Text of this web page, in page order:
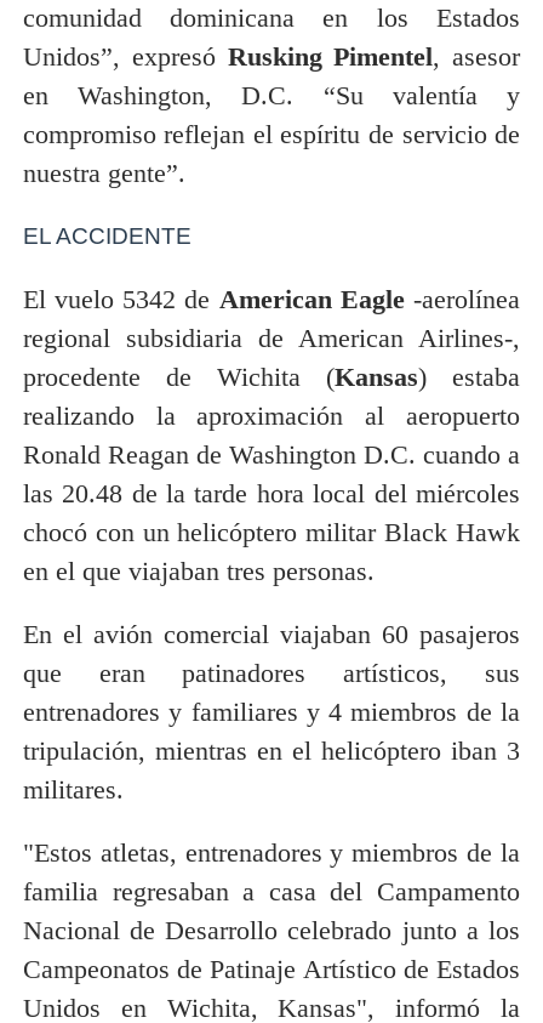
comunidad dominicana en los Estados
Unidos”, expresó Rusking Pimentel, asesor
en Washington, D.C. “Su valentía y
compromiso reflejan el espíritu de servicio de
nuestra gente”.
EL ACCIDENTE
El vuelo 5342 de American Eagle-aerolínea
regional subsidiaria de American Airlines-,
procedente de Wichita (Kansas) estaba
realizando la aproximación al aeropuerto
Ronald Reagan de Washington D.C. cuando a
las 20.48 de la tarde hora local del miércoles
chocó con un helicóptero militar Black Hawk
en el que viajaban tres personas.
En el avión comercial viajaban 60 pasajeros
que eran patinadores artísticos, sus
entrenadores y familiares y 4 miembros de la
tripulación, mientras en el helicóptero iban 3
militares.
"Estos atletas, entrenadores y miembros de la
familia regresaban a casa del Campamento
Nacional de Desarrollo celebrado junto a los
Campeonatos de Patinaje Artístico de Estados
Unidos en Wichita, Kansas", informó la